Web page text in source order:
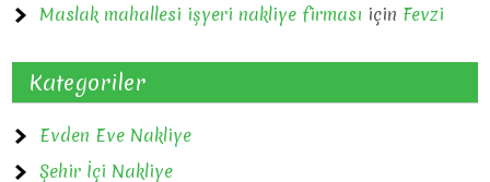
Maslak mahallesi işyeri nakliye firması için Fevzi
Kategoriler
Evden Eve Nakliye
Şehir İçi Nakliye